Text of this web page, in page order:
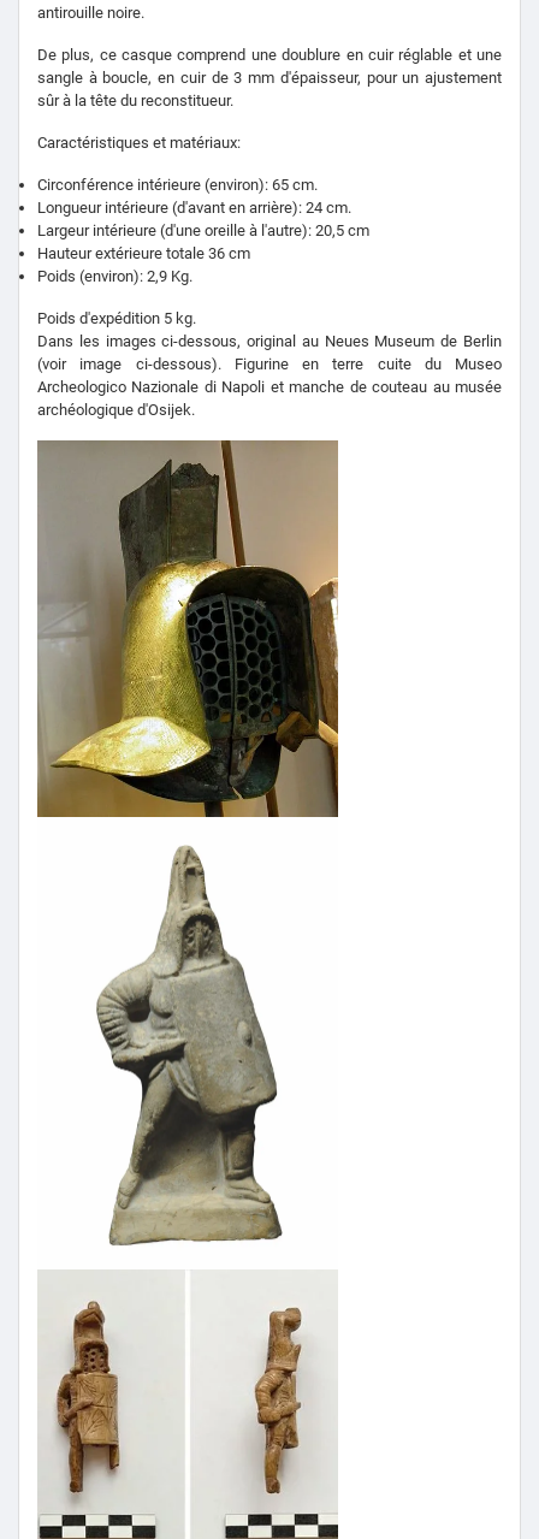
antirouille noire.
De plus, ce casque comprend une doublure en cuir réglable et une
sangle à boucle, en cuir de 3 mm d'épaisseur, pour un ajustement
sûr à la tête du reconstitueur.
Caractéristiques et matériaux:
Circonférence intérieure (environ): 65 cm.
Longueur intérieure (d'avant en arrière): 24 cm.
Largeur intérieure (d'une oreille à l'autre): 20,5 cm
Hauteur extérieure totale 36 cm
Poids (environ): 2,9 Kg.
Poids d'expédition 5 kg.
Dans les images ci-dessous, original au Neues Museum de Berlin
(voir image ci-dessous). Figurine en terre cuite du Museo
Archeologico Nazionale di Napoli et manche de couteau au musée
archéologique d'Osijek.